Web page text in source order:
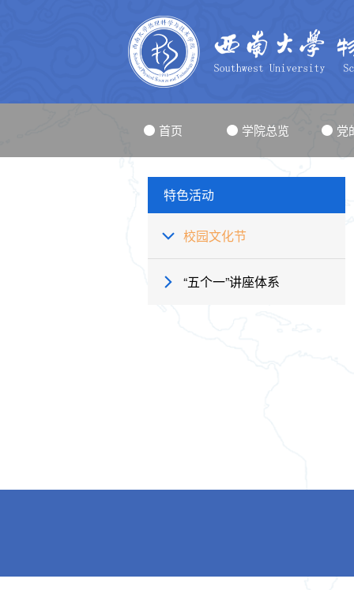
首页 学院总览 党
特色活动
校园文化节
“五个一”讲座体系